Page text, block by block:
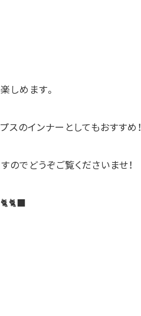
しめます。
スのインナーとしてもおすすめ！
でどうぞご覧くださいませ！